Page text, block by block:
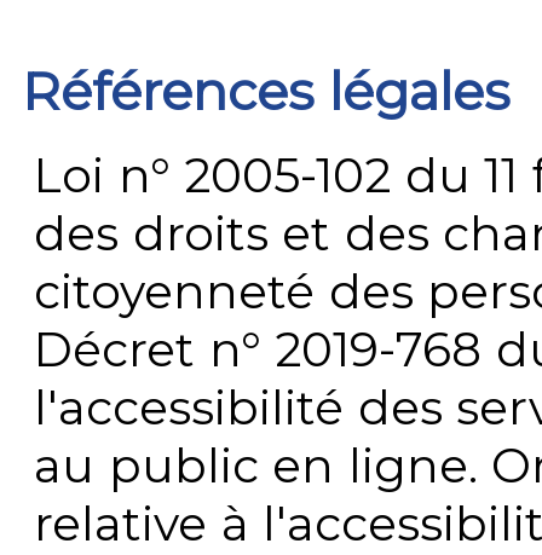
Références légales
Loi n° 2005-102 du
des droits et des
citoyenneté des
Décret n° 2019-768
l'accessibilité des
au public en ligne.
relative à